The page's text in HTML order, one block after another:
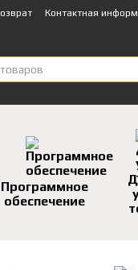
Контактная
Программное
обеспечение